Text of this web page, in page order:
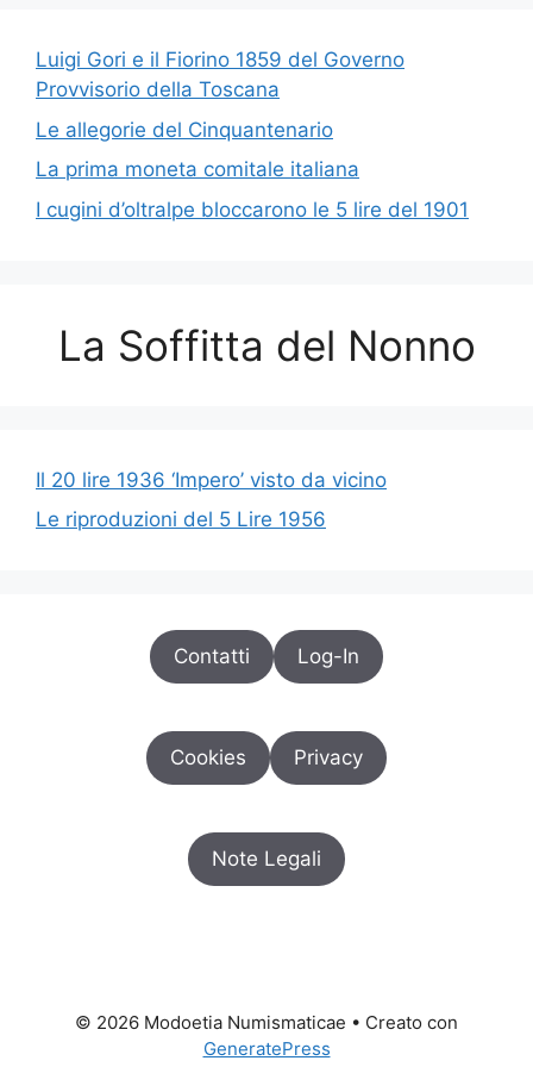
Luigi Gori e il Fiorino 1859 del Governo
Provvisorio della Toscana
Le allegorie del Cinquantenario
La prima moneta comitale italiana
I cugini d’oltralpe bloccarono le 5 lire del 1901
La Soffitta del Nonno
Il 20 lire 1936 ‘Impero’ visto da vicino
Le riproduzioni del 5 Lire 1956
Contatti Log-In
Cookies Privacy
Note Legali
© 2026 Modoetia Numismaticae • Creato con
GeneratePress